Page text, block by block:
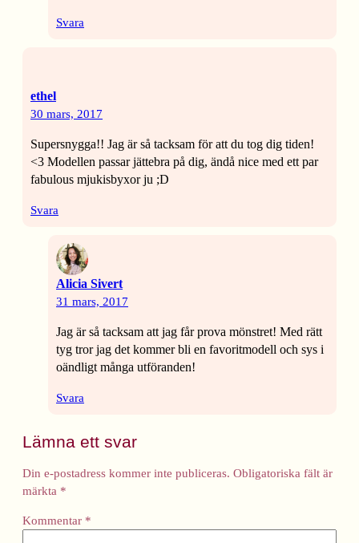
Svara
ethel
30 mars, 2017
Supersnygga!! Jag är så tacksam för att du tog dig tiden!
<3 Modellen passar jättebra på dig, ändå nice med ett par
fabulous mjukisbyxor ju ;D
Svara
Alicia Sivert
31 mars, 2017
Jag är så tacksam att jag får prova mönstret! Med rätt
tyg tror jag det kommer bli en favoritmodell och sys i
oändligt många utföranden!
Svara
Lämna ett svar
Din e-postadress kommer inte publiceras. Obligatoriska fält är
märkta *
Kommentar *